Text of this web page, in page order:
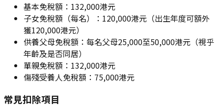
基本免稅額：132,000港元
子女免稅額（每名）：120,000港元（出生年度可額外
獲120,000港元）
供養父母免稅額：每名父母25,000至50,000港元（視乎
年齡及是否同居）
單親免稅額：132,000港元
傷殘受養人免稅額：75,000港元
常見扣除項目